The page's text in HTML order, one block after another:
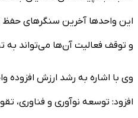
این واحدها آخرین سنگرهای
و توقف فعالیت آن‌ها می‌تواند به
وی با اشاره به رشد ارزش افزوده
افزود: توسعه نوآوری و فناوری،